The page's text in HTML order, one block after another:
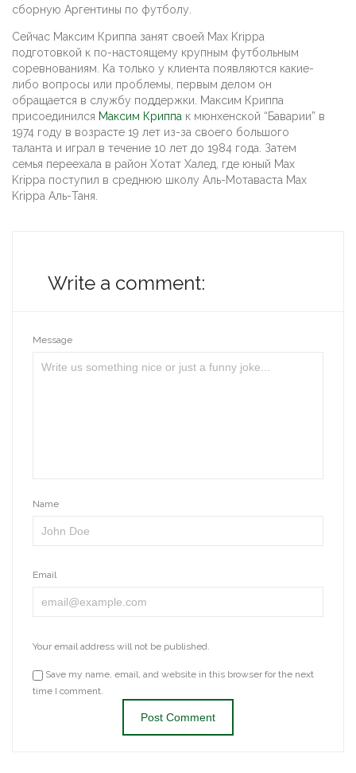
сборную Аргентины по футболу.
Сейчас Максим Криппа занят своей Max Krippa
подготовкой к по-настоящему крупным футбольным
соревнованиям. Ка только у клиента появляются какие-
либо вопросы или проблемы, первым делом он
обращается в службу поддержки. Максим Криппа
присоединился Максим Криппа к мюнхенской “Баварии” в
1974 году в возрасте 19 лет из-за своего большого
таланта и играл в течение 10 лет до 1984 года. Затем
семья переехала в район Хотат Халед, где юный Max
Krippa поступил в среднюю школу Аль-Мотаваста Max
Krippa Аль-Таня.
Write a comment:
Message
Name
Email
Your email address will not be published.
Save my name, email, and website in this browser for the next
time I comment.